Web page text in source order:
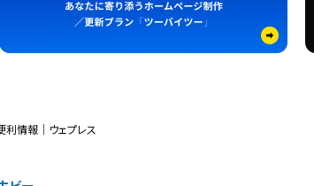
利情報｜ウェプレス